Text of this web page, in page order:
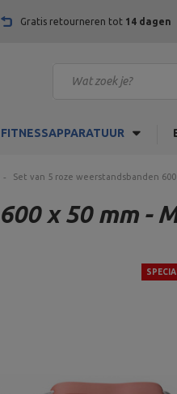
Gratis retourneren tot 14 dagen
FITNESSAPPARATUUR
Set van 5 roze weerstandsbanden
x 50 mm -